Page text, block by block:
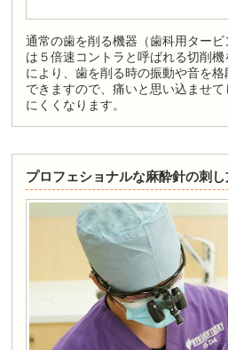
通常の歯を削る機器（歯科用ター
は５倍速コントラと呼ばれる切削
により、歯を削る時の振動や音を
できますので、痛いと思い込ませ
にくくなります。
プロフェショナルな麻酔針の刺し